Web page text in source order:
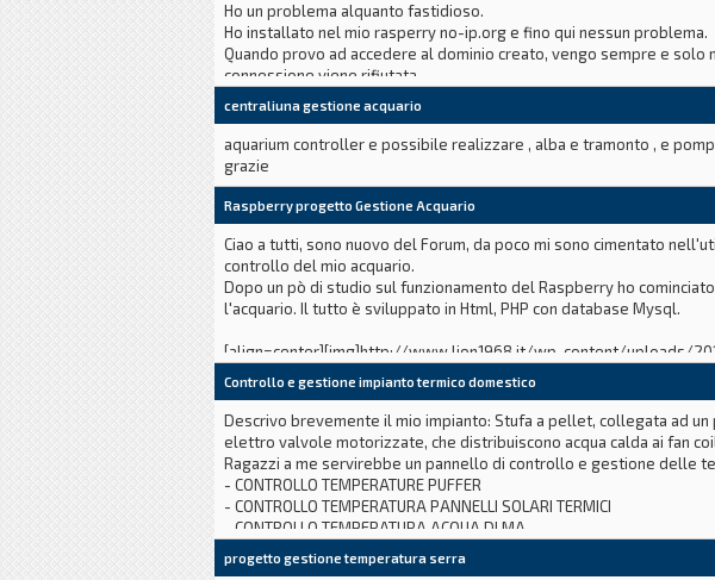
Ho un problema alquanto fastidioso.
Ho installato nel mio rasperry no-ip.org e fino qui nessun problema.
Quando provo ad accedere al dominio creato, vengo sempre e
connessione viene rifiutata.
Se qualcuno ha qualche idea e ben accetta.
Grazie
centraliuna gestione acquario
aquarium controller e possibile realizzare , alba e tramonto , e
grazie
Raspberry progetto Gestione Acquario
Ciao a tutti, sono nuovo del Forum, da poco mi sono cimentato
controllo del mio acquario.
Dopo un pò di studio sul funzionamento del Raspberry ho
l'acquario. Il tutto è sviluppato in Html, PHP con database Mysql.
[align=center][img]http://www.lion1968.it/wp-content/uploads/
Controllo e gestione impianto termico domestico
Descrivo brevemente il mio impianto: Stufa a pellet, collegata ad
elettro valvole motorizzate, che distribuiscono acqua calda ai fan
Ragazzi a me servirebbe un pannello di controllo e gestione delle
- CONTROLLO TEMPERATURE PUFFER
- CONTROLLO TEMPERATURA PANNELLI SOLARI TERMICI
- CONTROLLO TEMPERATURA ACQUA DI MA
progetto gestione temperatura serra